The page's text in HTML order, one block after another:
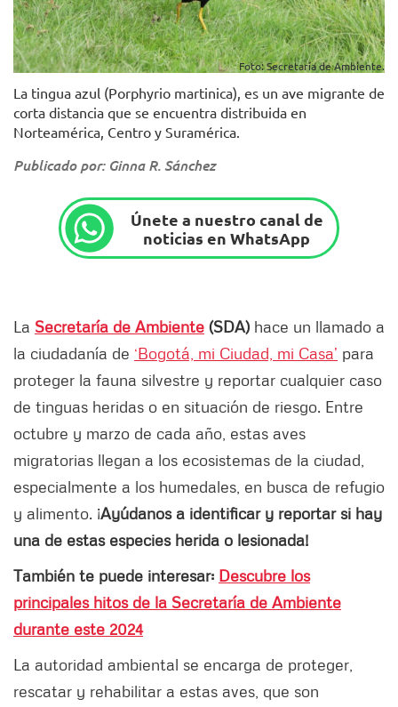
Foto: Secretaría de Ambiente.
La tingua azul (Porphyrio martinica), es un ave migrante de
corta distancia que se encuentra distribuida en
Norteamérica, Centro y Suramérica.
Publicado por: Ginna R. Sánchez
Únete a nuestro canal de
noticias en WhatsApp
La Secretaría de Ambiente (SDA) hace un llamado a
la ciudadanía de ‘Bogotá, mi Ciudad, mi Casa’ para
proteger la fauna silvestre y reportar cualquier caso
de tinguas heridas o en situación de riesgo. Entre
octubre y marzo de cada año, estas aves
migratorias llegan a los ecosistemas de la ciudad,
especialmente a los humedales, en busca de refugio
y alimento. ¡Ayúdanos a identificar y reportar si hay
una de estas especies herida o lesionada!
También te puede interesar: Descubre los
principales hitos de la Secretaría de Ambiente
durante este 2024
La autoridad ambiental se encarga de proteger,
rescatar y rehabilitar a estas aves, que son